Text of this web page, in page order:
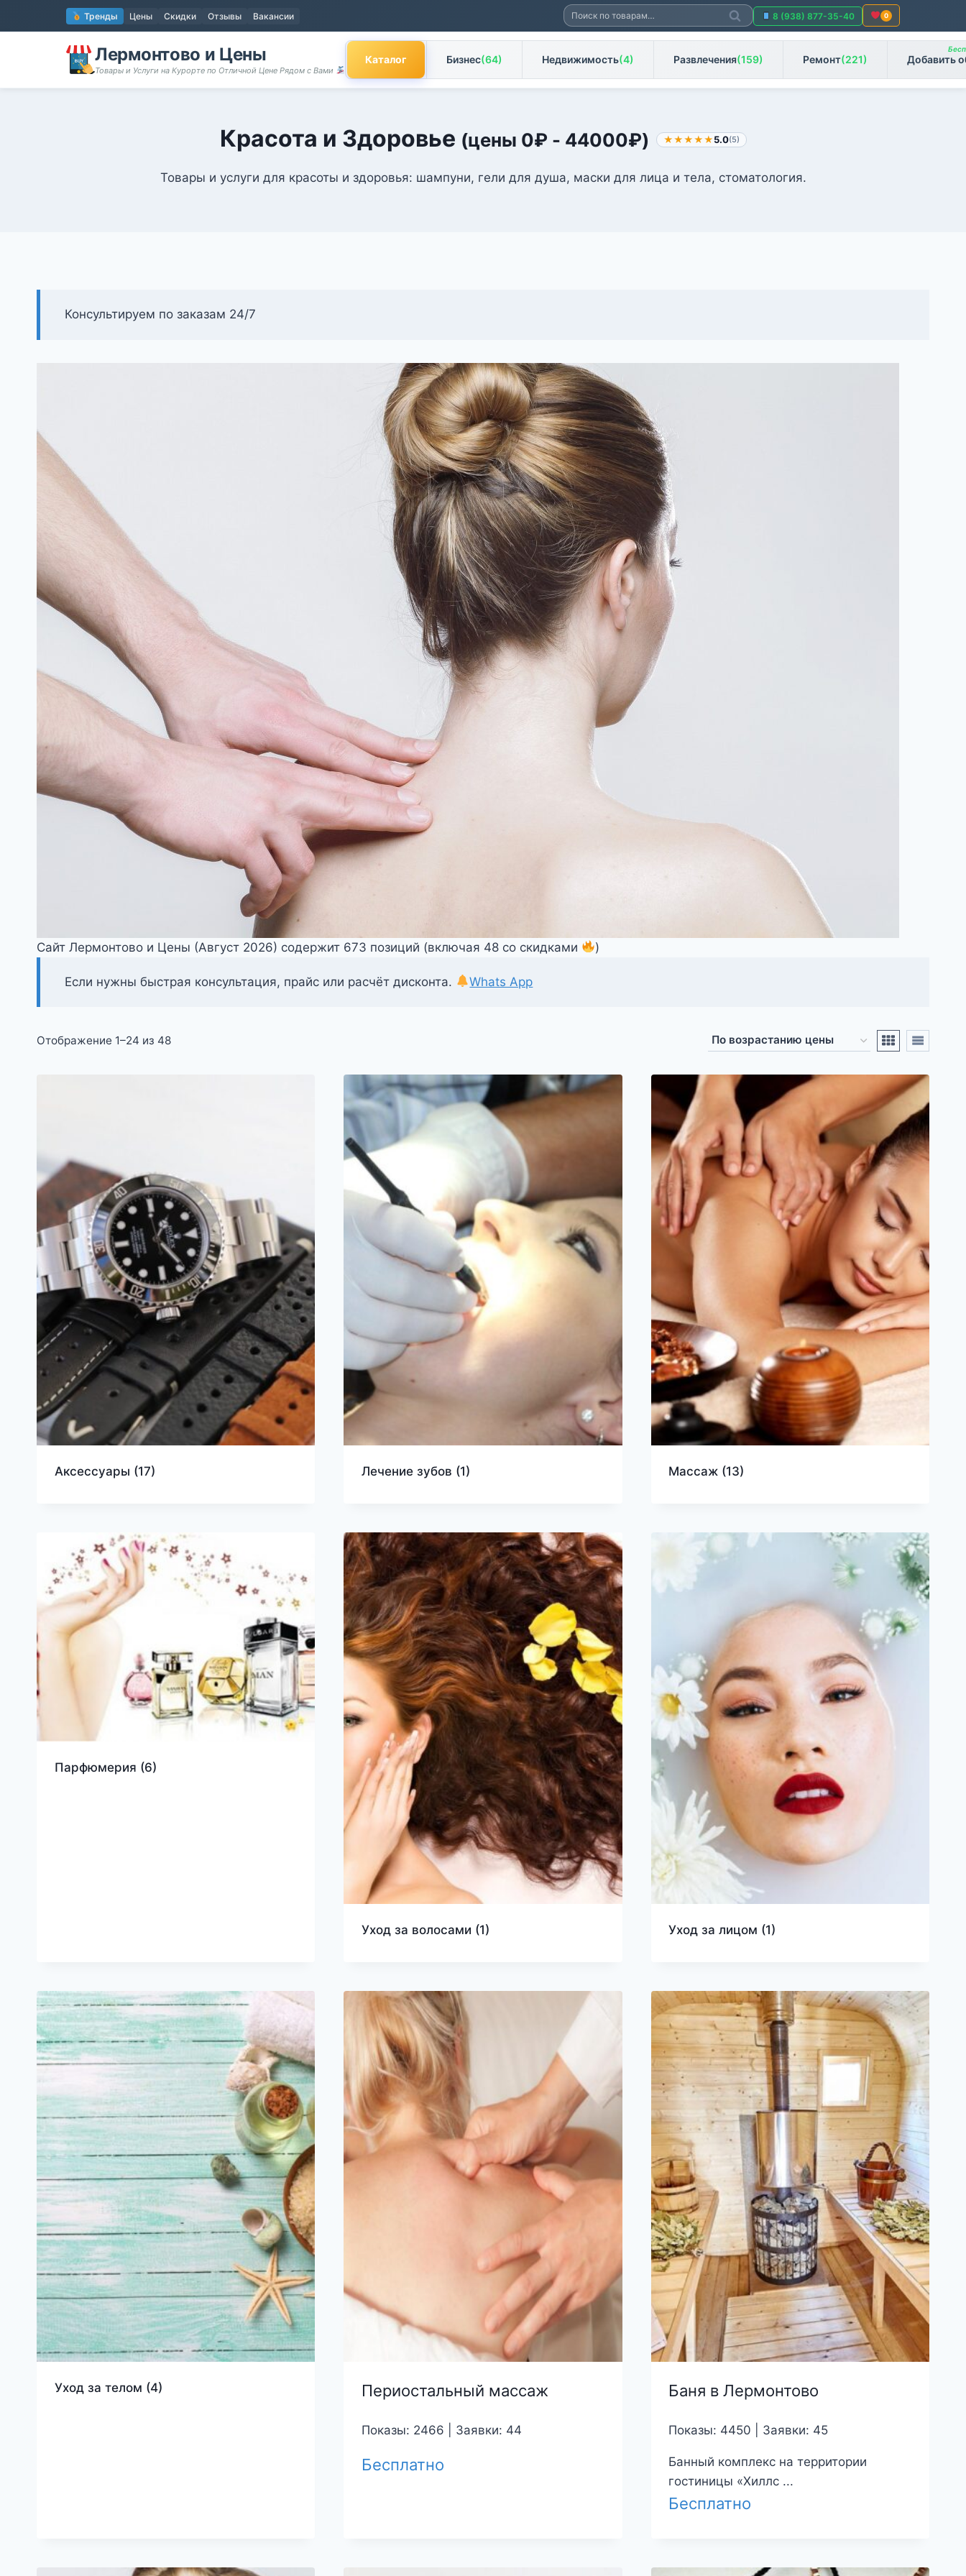
к
содержимому
Тренды Цены Скидки Отзывы Вакансии Искать:
Поиск
8 (938) 877-35-40 0
Лермонтово и Цены
Товары и Услуги на Курорте по Отличной Цене Рядом с Вами
Каталог Бизнес(64) Недвижимость(4) Развлечения(159) Ремонт(221) Добавить
Красота и Здоровье (цены 0₽ - 44000₽) ★★★★★5.0(5)
Товары и услуги для красоты и здоровья: шампуни, гели для душа, маски для лица и тела, стоматология.
Консультируем по заказам 24/7
Сайт Лермонтово и Цены (Август 2026) содержит 673 позиций (включая 48 со скидками )
Если нужны быстрая консультация, прайс или расчёт дисконта. Whats App
Отображение 1–24 из 48Цены:
Аксессуары (17) Лечение зубов (1) Массаж (13)
Парфюмерия (6)
Уход за волосами (1) Уход за лицом (1)
Уход за телом (4) Периостальный массаж
Показы: 2466 | Заявки: 44
Бесплатно
Баня в Лермонтово
Показы: 4450 | Заявки: 45
Банный комплекс на территории
гостиницы «Хиллс ...
Бесплатно